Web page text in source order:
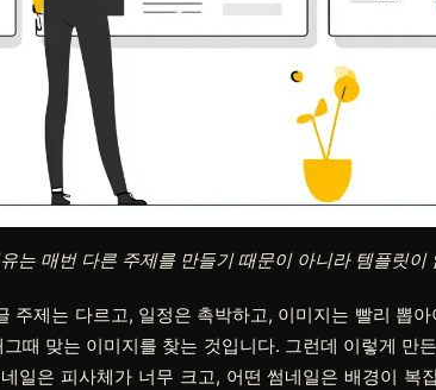
는 매번 다른 주제를 만들기 때문이 아니라 템플릿이
주제는 다르고, 일정은 촉박하고, 이미지는 빨리 뽑
때 맞는 이미지를 찾는 것입니다. 그런데 이렇게 만
일은 피사체가 너무 크고, 어떤 썸네일은 배경이 복